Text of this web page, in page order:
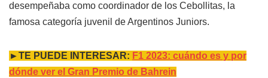
desempeñaba como coordinador de los Cebollitas, la
famosa categoría juvenil de Argentinos Juniors.
►TE PUEDE INTERESAR: F1 2023: cuándo es y por
dónde ver el Gran Premio de Bahrein